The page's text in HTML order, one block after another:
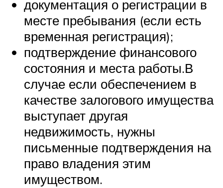
документация о регистрации в
месте пребывания (если есть
временная регистрация);
подтверждение финансового
состояния и места работы.В
случае если обеспечением в
качестве залогового имущества
выступает другая
недвижимость, нужны
письменные подтверждения на
право владения этим
имуществом.